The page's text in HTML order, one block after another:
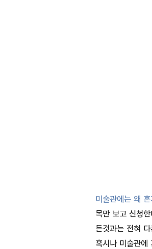
미술관에는 왜
목만 보고 신청
든것과는 전혀
혹시나 미술관에